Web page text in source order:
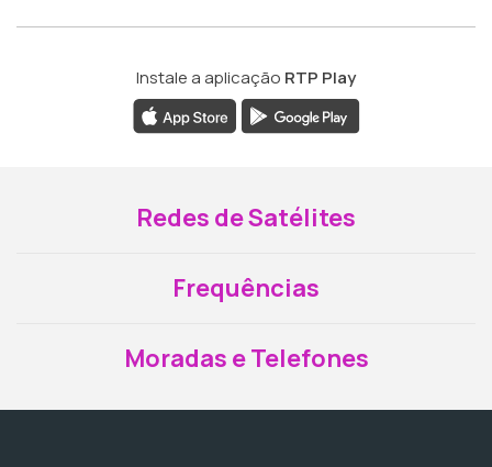
Instale a aplicação RTP Play
Redes de Satélites
Frequências
Moradas e Telefones